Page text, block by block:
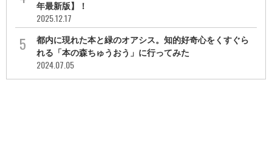
年最新版】！
2025.12.17
都内に現れた本と緑のオアシス。知的好奇心をくすぐら
れる「本の森ちゅうおう」に行ってみた
2024.07.05